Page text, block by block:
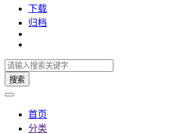
下载
归档
搜索
首页
分类